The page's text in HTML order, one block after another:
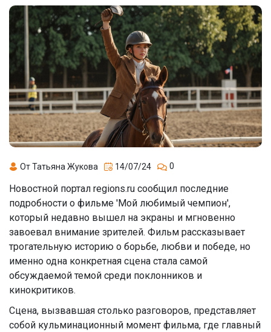
От Татьяна Жукова 14/07/24 0
Новостной портал regions.ru сообщил последние
подробности о фильме 'Мой любимый чемпион',
который недавно вышел на экраны и мгновенно
завоевал внимание зрителей. Фильм рассказывает
трогательную историю о борьбе, любви и победе, но
именно одна конкретная сцена стала самой
обсуждаемой темой среди поклонников и
кинокритиков.
Сцена, вызвавшая столько разговоров, представляет
собой кульминационный момент фильма, где главный